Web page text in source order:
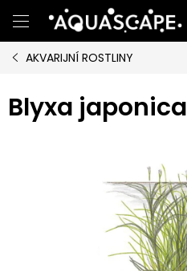
na
obsah
AKVARIJNÍ ROSTLINY
Blyxa japonica